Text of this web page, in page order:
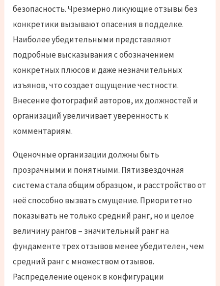
безопасность. Чрезмерно ликующие отзывы без
конкретики вызывают опасения в подделке.
Наиболее убедительными представляют
подробные высказывания с обозначением
конкретных плюсов и даже незначительных
изъянов, что создает ощущение честности.
Внесение фотографий авторов, их должностей и
организаций увеличивает уверенность к
комментариям.
Оценочные организации должны быть
прозрачными и понятными. Пятизвездочная
система стала общим образцом, и расстройство от
неё способно вызвать смущение. Приоритетно
показывать не только средний ранг, но и целое
величину рангов – значительный ранг на
фундаменте трех отзывов менее убедителен, чем
средний ранг с множеством отзывов.
Распределение оценок в конфигурации